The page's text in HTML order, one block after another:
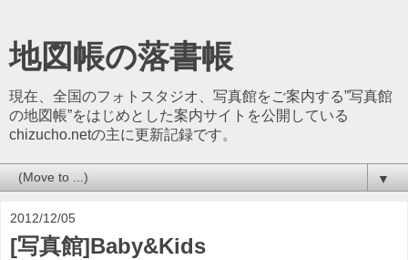
地図帳の落書帳
現在、全国のフォトスタジオ、写真館をご案内する”写真館
の地図帳”をはじめとした案内サイトを公開している
chizucho.netの主に更新記録です。
▼
2012/12/05
[写真館]Baby&Kids